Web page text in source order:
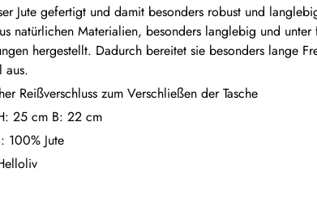
Jute gefertigt und damit besonders robust und
natürlichen Materialien, besonders langlebig und unter
hergestellt. Dadurch bereitet sie besonders lange
aus.
Reißverschluss zum Verschließen der Tasche
25 cm B: 22 cm
100% Jute